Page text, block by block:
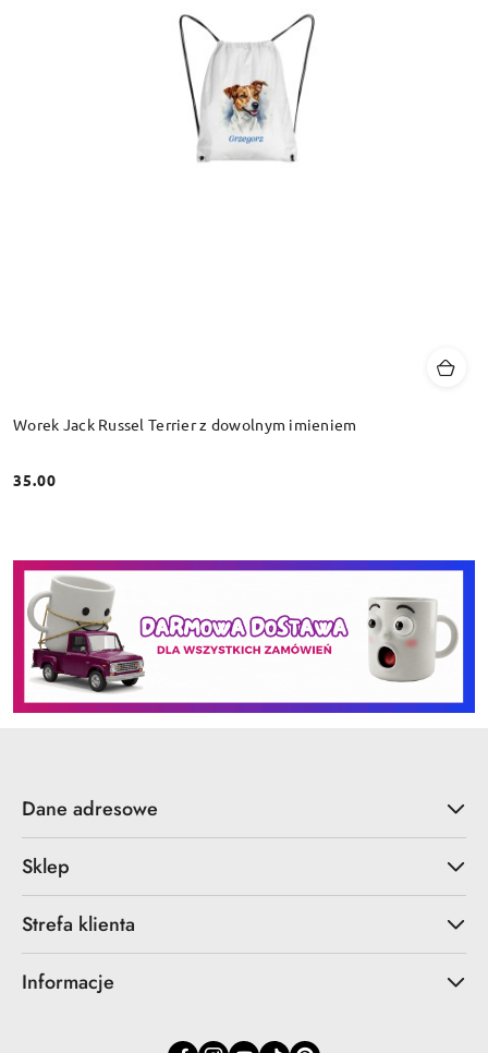
Worek Jack Russel Terrier z dowolnym imieniem
Cena:
35.00
Dane adresowe
Sklep
Strefa klienta
Informacje